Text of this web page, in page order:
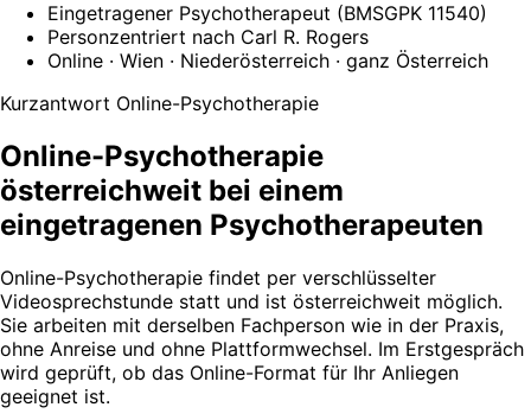
Eingetragener Psychotherapeut (BMSGPK 11540)
Personzentriert nach Carl R. Rogers
Online · Wien · Niederösterreich · ganz Österreich
Kurzantwort Online-Psychotherapie
Online-Psychotherapie
österreichweit bei einem
eingetragenen Psychotherapeuten
Online-Psychotherapie findet per verschlüsselter
Videosprechstunde statt und ist österreichweit möglich.
Sie arbeiten mit derselben Fachperson wie in der Praxis,
ohne Anreise und ohne Plattformwechsel. Im Erstgespräch
wird geprüft, ob das Online-Format für Ihr Anliegen
geeignet ist.